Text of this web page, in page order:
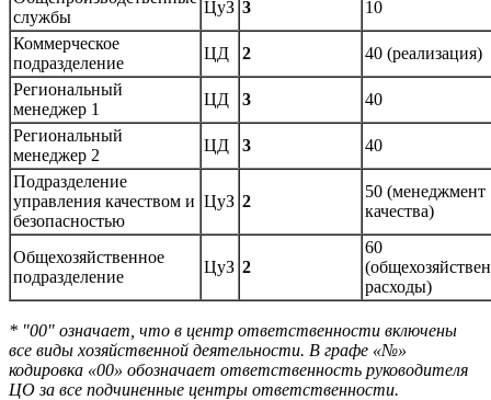
службы
ЦуЗ 3
10
Коммерческое
подразделение
ЦД 2
40 (реализация)
Региональный
менеджер 1
ЦД 3
40
Региональный
менеджер 2
ЦД 3
40
Подразделение
управления качеством и
безопасностью
ЦуЗ 2
50 (менеджмент
качества)
Общехозяйственное
подразделение
ЦуЗ 2
60
расходы)
* "00" означает, что в центр ответственности включены
все виды хозяйственной деятельности. В графе «№»
кодировка «00» обозначает ответственность руководителя
ЦО за все подчиненные центры ответственности.